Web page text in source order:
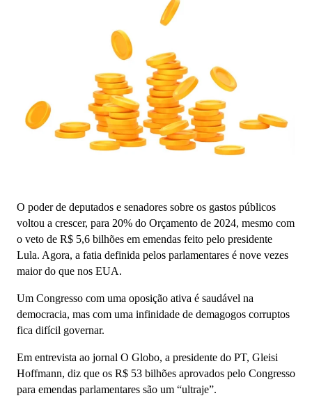
O poder de deputados e senadores sobre os gastos públicos
voltou a crescer, para 20% do Orçamento de 2024, mesmo com
o veto de R$ 5,6 bilhões em emendas feito pelo presidente
Lula. Agora, a fatia definida pelos parlamentares é nove vezes
maior do que nos EUA.
Um Congresso com uma oposição ativa é saudável na
democracia, mas com uma infinidade de demagogos corruptos
fica difícil governar.
Em entrevista ao jornal O Globo, a presidente do PT, Gleisi
Hoffmann, diz que os R$ 53 bilhões aprovados pelo Congresso
para emendas parlamentares são um “ultraje”.